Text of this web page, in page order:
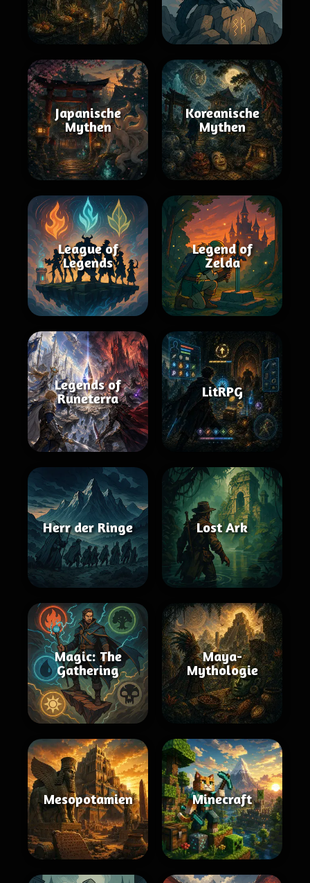
Japanische
Mythen
Koreanische
Mythen
League of
Legends
Legend of
Zelda
Legends of
Runeterra
LitRPG
Herr der Ringe Lost Ark
Magic: The
Gathering
Maya-
Mythologie
Mesopotamien Minecraft